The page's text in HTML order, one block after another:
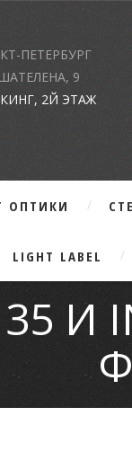
ПЕТЕРБУРГ
9
2Й ЭТАЖ
ОПТИКИ
LIGHT LABEL
35